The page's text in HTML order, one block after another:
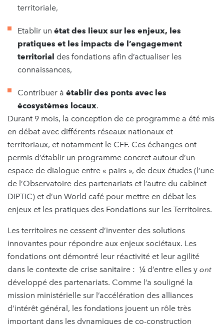
territoriale,
Etablir un état des lieux sur les enjeux, les
pratiques et les impacts de l’engagement
territorial des fondations afin d’actualiser les
connaissances,
Contribuer à établir des ponts avec les
écosystèmes locaux.
Durant 9 mois, la conception de ce programme a été mis
en débat avec différents réseaux nationaux et
territoriaux, et notamment le CFF. Ces échanges ont
permis d’établir un programme concret autour d’un
espace de dialogue entre « pairs », de deux études (l’une
de l’Observatoire des partenariats et l’autre du cabinet
DIPTIC) et d’un World café pour mettre en débat les
enjeux et les pratiques des Fondations sur les Territoires.
Les territoires ne cessent d’inventer des solutions
innovantes pour répondre aux enjeux sociétaux. Les
fondations ont démontré leur réactivité et leur agilité
dans le contexte de crise sanitaire : ¼ d’entre elles y ont
développé des partenariats. Comme l’a souligné la
mission ministérielle sur l’accélération des alliances
d’intérêt général, les fondations jouent un rôle très
important dans les dynamiques de co-construction